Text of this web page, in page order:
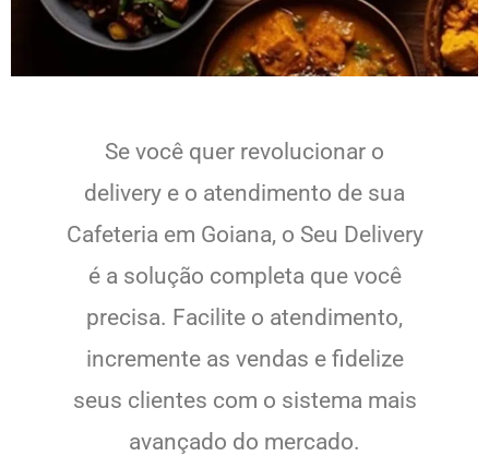
Se você quer revolucionar o
delivery e o atendimento de sua
Cafeteria em Goiana, o Seu Delivery
é a solução completa que você
precisa. Facilite o atendimento,
incremente as vendas e fidelize
seus clientes com o sistema mais
avançado do mercado.